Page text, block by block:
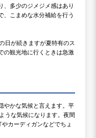
、多少のジメジメ感はあり
、こまめな水分補給を行う
日が続きますが夏特有のス
の観光地に行くときは急激
やかな気候と言えます。平
うな気候になります。夜間
カーディガンなどでちょ